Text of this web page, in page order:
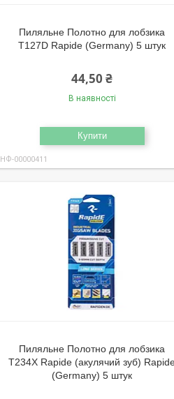
Пиляльне Полотно для лобзика
T127D Rapide (Germany) 5 штук
44,50 ₴
В наявності
Купити
НФ-00000411
Пиляльне Полотно для лобзика
T234X Rapide (акулячий зуб)
(Germany) 5 штук